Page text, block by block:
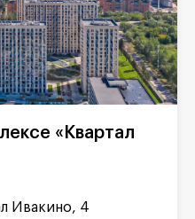
Ивакино, 4